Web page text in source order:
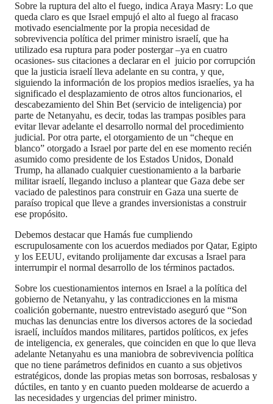
Sobre la ruptura del alto el fuego, indica Araya Masry: Lo que
queda claro es que Israel empujó el alto al fuego al fracaso
motivado esencialmente por la propia necesidad de
sobrevivencia política del primer ministro israelí, que ha
utilizado esa ruptura para poder postergar –ya en cuatro
ocasiones- sus citaciones a declarar en el juicio por corrupción
que la justicia israelí lleva adelante en su contra, y que,
siguiendo la información de los propios medios israelíes, ya ha
significado el desplazamiento de otros altos funcionarios, el
descabezamiento del Shin Bet (servicio de inteligencia) por
parte de Netanyahu, es decir, todas las trampas posibles para
evitar llevar adelante el desarrollo normal del procedimiento
judicial. Por otra parte, el otorgamiento de un “cheque en
blanco” otorgado a Israel por parte del en ese momento recién
asumido como presidente de los Estados Unidos, Donald
Trump, ha allanado cualquier cuestionamiento a la barbarie
militar israelí, llegando incluso a plantear que Gaza debe ser
vaciado de palestinos para construir en Gaza una suerte de
paraíso tropical que lleve a grandes inversionistas a construir
ese propósito.
Debemos destacar que Hamás fue cumpliendo
escrupulosamente con los acuerdos mediados por Qatar, Egipto
y los EEUU, evitando prolijamente dar excusas a Israel para
interrumpir el normal desarrollo de los términos pactados.
Sobre los cuestionamientos internos en Israel a la política del
gobierno de Netanyahu, y las contradicciones en la misma
coalición gobernante, nuestro entrevistado aseguró que “Son
muchas las denuncias entre los diversos actores de la sociedad
israelí, incluídos mandos militares, partidos políticos, ex jefes
de inteligencia, ex generales, que coinciden en que lo que lleva
adelante Netanyahu es una maniobra de sobrevivencia política
que no tiene parámetros definidos en cuanto a sus objetivos
estratégicos, donde las propias metas son borrosas, resbalosas y
dúctiles, en tanto y en cuanto pueden moldearse de acuerdo a
las necesidades y urgencias del primer ministro.